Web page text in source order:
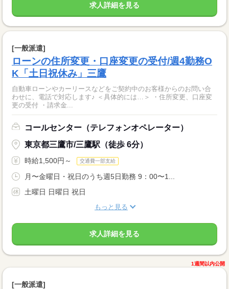
求人詳細を見る
[一般派遣]
ローンの住所変更・口座変更の受付/週4勤務O
K「土日祝休み」三鷹
自動車ローンやカーリースなどをご契約中のお客様からのお問い合
わせに、電話で対応します♪ ＜具体的には…＞ ・住所変更、口座変
更の受付 ・請求金...
コールセンター（テレフォンオペレーター）
東京都三鷹市/三鷹駅（徒歩 6分）
時給1,500円～ 交通費一部支給
月〜金曜日・祝日のうち週5日勤務 9：00〜1...
土曜日 日曜日 祝日
もっと見る
求人詳細を見る
1週間以内公開
[一般派遣]